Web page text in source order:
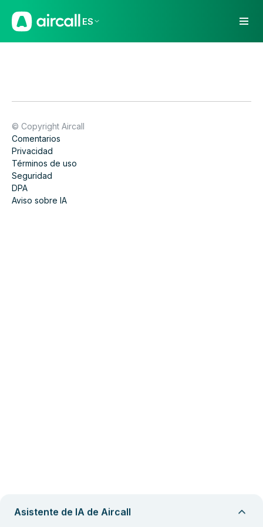
ES
© Copyright Aircall
Comentarios
Privacidad
Términos de uso
Seguridad
DPA
Aviso sobre IA
Asistente de IA de Aircall